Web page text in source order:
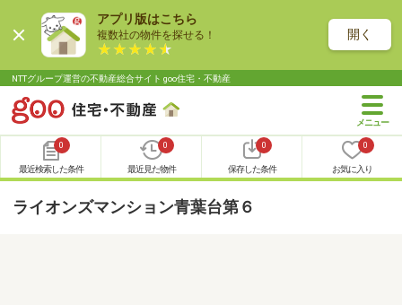
アプリ版はこちら
複数社の物件を探せる！ 開く
NTTグループ運営の不動産総合サイト goo住宅・不動産
0
最近検索した条件
0
最近見た物件
0
保存した条件
0
お気に入り
ライオンズマンション青葉台第６